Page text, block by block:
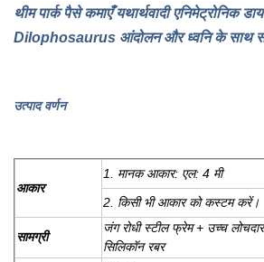
थीम पार्क पैसे कमाएँ यथार्थवादी एनिमेट्रोनिक
Dilophosaurus आंदोलन और ध्वनि के साथ
उत्पाद वर्णन
आकार
1. मानक आकार: एल: 4 मी
2. किसी भी आकार को कस्टम करें।
सामग्री
जंग रोधी स्टील फ्रेम + उच्च
सिलिकॉन रबर